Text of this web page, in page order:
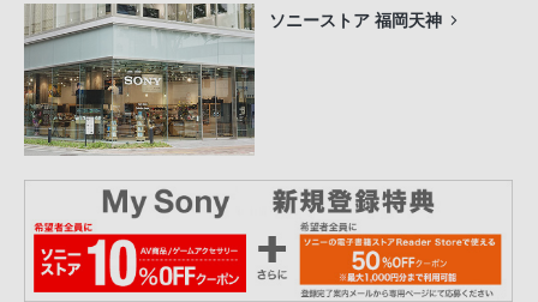
ソニーストア 福岡天神